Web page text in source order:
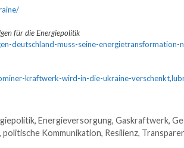
für die Energiepolitik
deutschland-muss-seine-energietransformation-
kraftwerk-wird-in-die-ukraine-
, Energieversorgung, Gaskraftwerk,
, politische Kommunikation, Resilienz,